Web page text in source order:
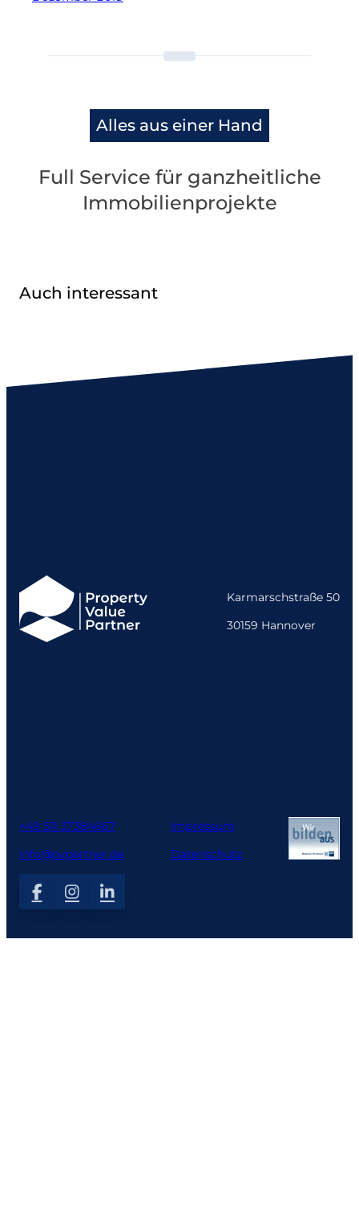
Alles aus einer Hand
Full Service für ganzheitliche
Immobilienprojekte
Auch interessant
Karmarschstraße 50
30159 Hannover
+49 511 37384667
info@pvpartner.de
Impressum
Datenschutz